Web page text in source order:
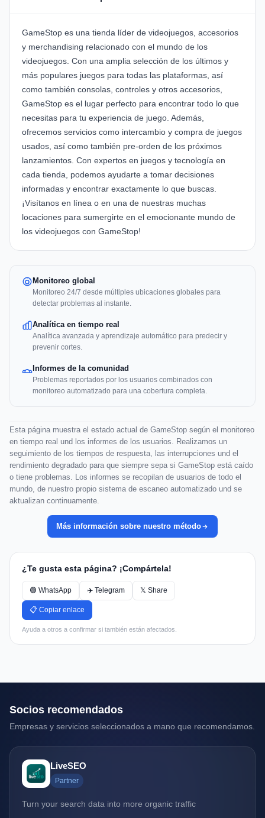
GameStop es una tienda líder de videojuegos, accesorios
y merchandising relacionado con el mundo de los
videojuegos. Con una amplia selección de los últimos y
más populares juegos para todas las plataformas, así
como también consolas, controles y otros accesorios,
GameStop es el lugar perfecto para encontrar todo lo que
necesitas para tu experiencia de juego. Además,
ofrecemos servicios como intercambio y compra de juegos
usados, así como también pre-orden de los próximos
lanzamientos. Con expertos en juegos y tecnología en
cada tienda, podemos ayudarte a tomar decisiones
informadas y encontrar exactamente lo que buscas.
¡Visítanos en línea o en una de nuestras muchas
locaciones para sumergirte en el emocionante mundo de
los videojuegos con GameStop!
Monitoreo global
Monitoreo 24/7 desde múltiples ubicaciones globales para
detectar problemas al instante.
Analítica en tiempo real
Analítica avanzada y aprendizaje automático para predecir y
prevenir cortes.
Informes de la comunidad
Problemas reportados por los usuarios combinados con
monitoreo automatizado para una cobertura completa.
Esta página muestra el estado actual de GameStop según el monitoreo
en tiempo real und los informes de los usuarios. Realizamos un
seguimiento de los tiempos de respuesta, las interrupciones und el
rendimiento degradado para que siempre sepa si GameStop está caído
o tiene problemas. Los informes se recopilan de usuarios de todo el
mundo, de nuestro propio sistema de escaneo automatizado und se
aktualizan continuamente.
Más información sobre nuestro método
¿Te gusta esta página? ¡Compártela!
🟢 WhatsApp ✈️ Telegram 𝕏 Share
📋 Copiar enlace
Ayuda a otros a confirmar si también están afectados.
Socios recomendados
Empresas y servicios seleccionados a mano que recomendamos.
LiveSEO
Partner
Turn your search data into more organic traffic